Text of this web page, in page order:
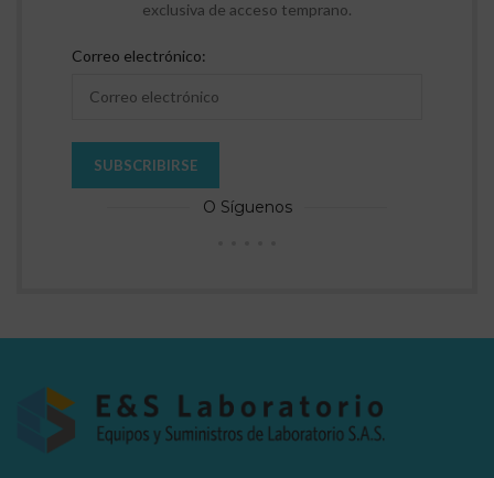
exclusiva de acceso temprano.
Correo electrónico:
O Síguenos